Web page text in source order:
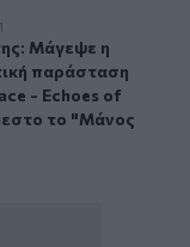
Μάγεψε η
Μάγεψε η
παράσταση
- Echoes of
το "Μάνος